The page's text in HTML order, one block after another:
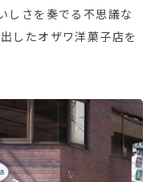
しさを奏でる不思議な
したオザワ洋菓子店を